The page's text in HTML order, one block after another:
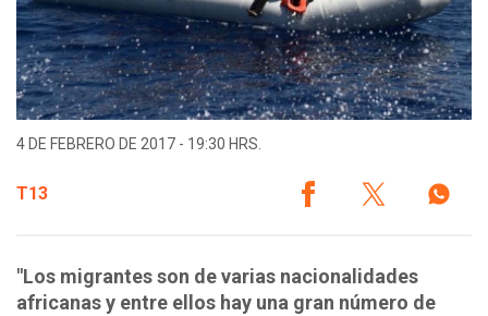
4 DE FEBRERO DE 2017 - 19:30 HRS.
T13
"Los migrantes son de varias nacionalidades
africanas y entre ellos hay una gran número de